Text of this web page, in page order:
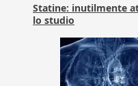
Statine: inutilmente
lo studio